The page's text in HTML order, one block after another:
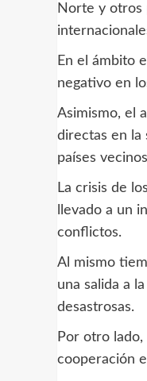
Norte y otros
En el ámbito
negativo en
Asimismo, el
directas en la
países
La crisis de
llevado a un
conflictos.
Al mismo
una salida a
desastrosas.
Por otro
cooperación